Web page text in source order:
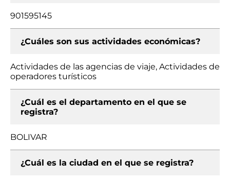
901595145
¿Cuáles son sus actividades económicas?
Actividades de las agencias de viaje, Actividades de
operadores turísticos
¿Cuál es el departamento en el que se
registra?
BOLIVAR
¿Cuál es la ciudad en el que se registra?